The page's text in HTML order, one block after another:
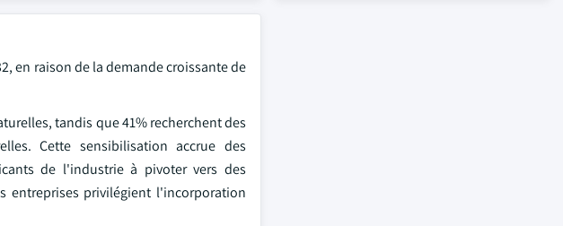
en raison de la demande croissante de
tandis que 41% recherchent des
Cette sensibilisation accrue des
de l'industrie à pivoter vers des
entreprises privilégient l'incorporation